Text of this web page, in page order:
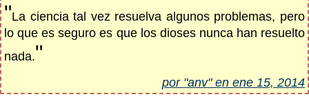
"La ciencia tal vez resuelva algunos problemas, pero
lo que es seguro es que los dioses nunca han resuelto
nada."
por "anv" en ene 15, 2014